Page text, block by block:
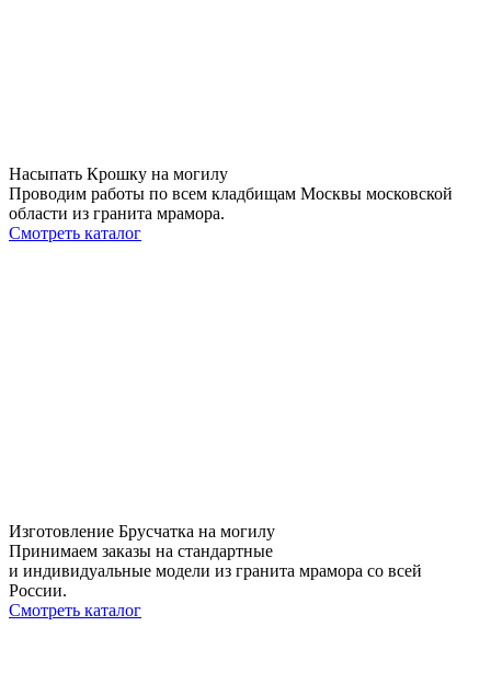
Насыпать Крошку на могилу
Проводим работы по всем кладбищам Москвы московской
области из гранита мрамора.
Смотреть каталог
Изготовление Брусчатка на могилу
Принимаем заказы на стандартные
и индивидуальные модели из гранита мрамора со всей
России.
Смотреть каталог